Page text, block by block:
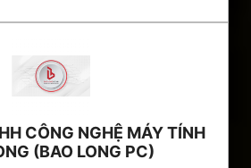
CÔNG NGHỆ MÁY TÍNH
(BAO LONG PC)